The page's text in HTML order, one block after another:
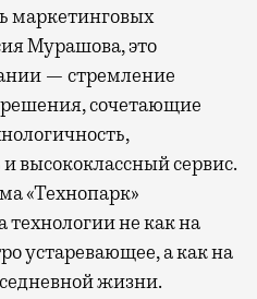
маркетинговых
Мурашова, это
— стремление
сочетающие
высококлассный сервис.
«Технопарк»
технологии не как на
устаревающее, а как на
жизни.